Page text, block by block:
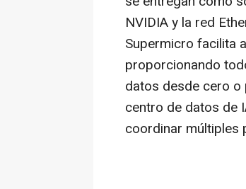
NVIDIA y la red
Supermicro facilita
proporcionando
datos desde cero
centro de datos de
coordinar múltiples